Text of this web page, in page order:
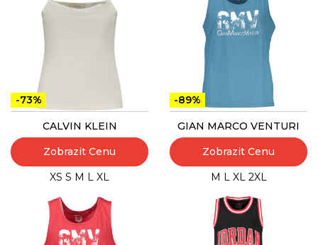
-73%
CALVIN KLEIN
Zobrazit Cenu
XS S M L XL
-89%
GIAN MARCO VENTURI
Zobrazit Cenu
M L XL 2XL